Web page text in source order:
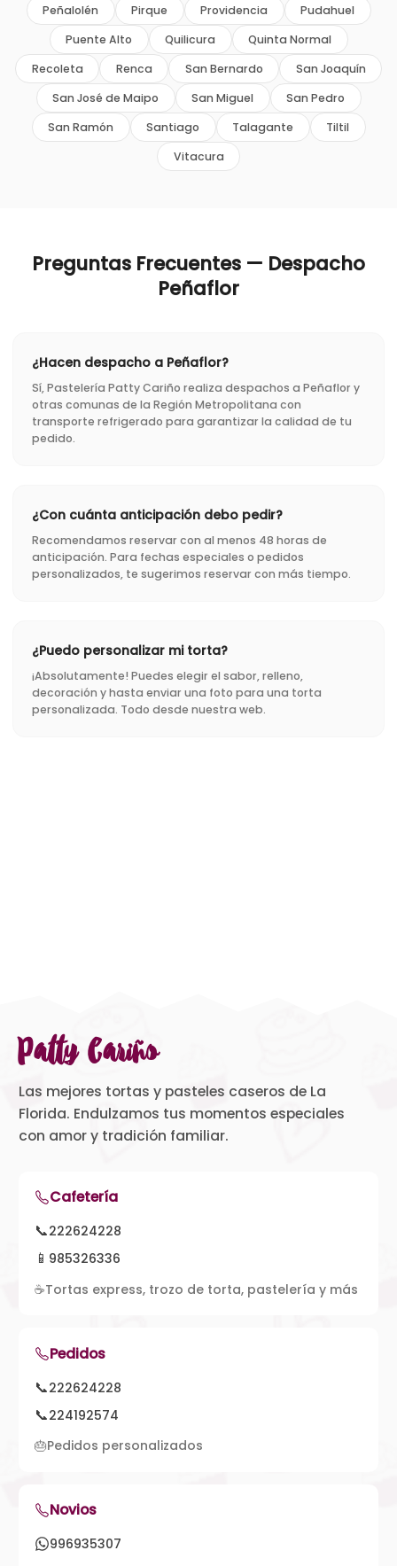
Peñalolén Pirque Providencia
Pudahuel
Puente Alto
Quilicura
Quinta Normal
Recoleta
Renca San Bernardo
San Joaquín
San José de Maipo
San Miguel
San Pedro
San Ramón
Santiago Talagante
Tiltil
Vitacura
Preguntas Frecuentes — Despacho
Peñaflor
¿Hacen despacho a Peñaflor?
Sí, Pastelería Patty Cariño realiza despachos a Peñaflor y
otras comunas de la Región Metropolitana con
transporte refrigerado para garantizar la calidad de tu
pedido.
¿Con cuánta anticipación debo pedir?
Recomendamos reservar con al menos 48 horas de
anticipación. Para fechas especiales o pedidos
personalizados, te sugerimos reservar con más tiempo.
¿Puedo personalizar mi torta?
¡Absolutamente! Puedes elegir el sabor, relleno,
decoración y hasta enviar una foto para una torta
personalizada. Todo desde nuestra web.
Patty Cariño
Las mejores tortas y pasteles caseros de La
Florida. Endulzamos tus momentos especiales
con amor y tradición familiar.
Cafetería
📞222624228
📱 985326336
☕Tortas express, trozo de torta, pastelería y más
Pedidos
📞222624228
📞224192574
🎂Pedidos personalizados
Novios
996935307